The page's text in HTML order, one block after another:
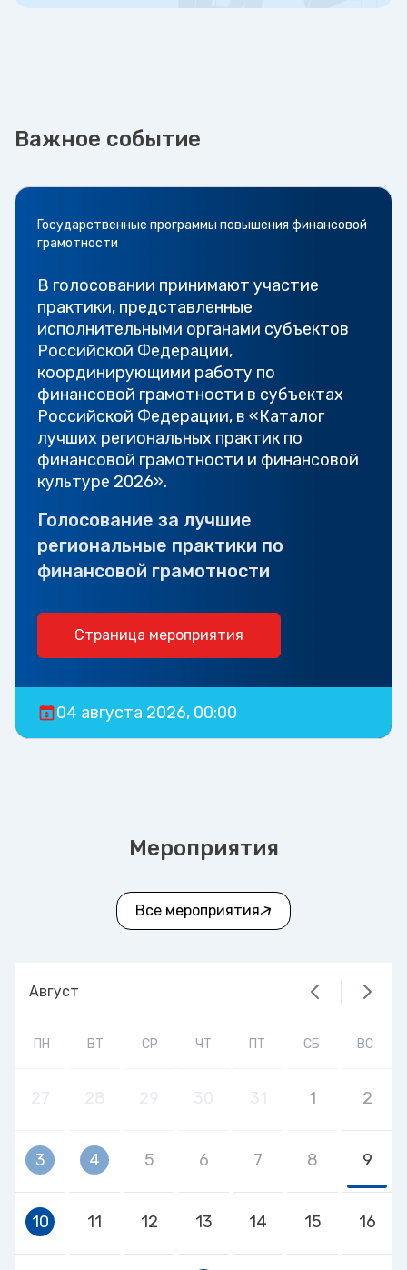
Важное событие
Государственные программы повышения финансовой
грамотности
В голосовании принимают участие
практики, представленные
исполнительными органами субъектов
Российской Федерации,
координирующими работу по
финансовой грамотности в субъектах
Российской Федерации, в «Каталог
лучших региональных практик по
финансовой грамотности и финансовой
культуре 2026».
Голосование за лучшие
региональные практики по
финансовой грамотности
Страница мероприятия
04 августа 2026, 00:00
Мероприятия
Все мероприятия
Август
ПН ВТ СР ЧТ ПТ СБ ВС
1 2
3 4 5 6 7 8 9
10 11 12 13 14 15 16